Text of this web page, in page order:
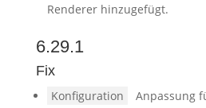
Renderer hinzugefügt.
6.29.1
Fix
Konfiguration
Anpassung